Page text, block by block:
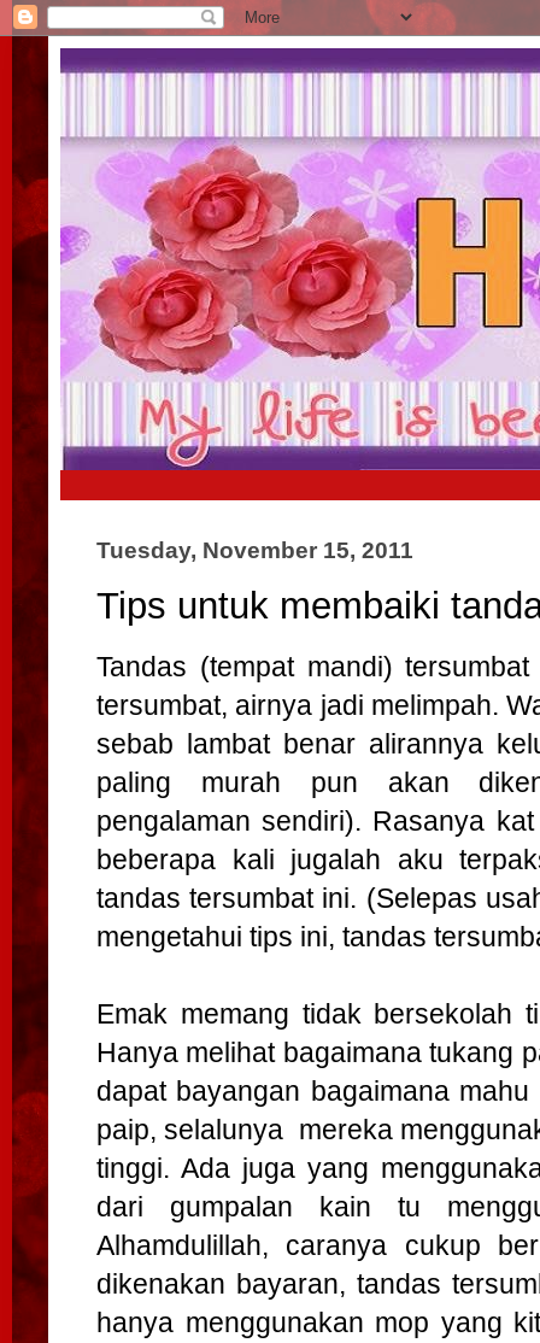
Tuesday, November 15, 2011
Tips untuk membaiki
Tandas (tempat mandi)
tersumbat, airnya jadi melimpah.
sebab lambat benar alirannya
paling murah pun akan
pengalaman sendiri). Rasanya
beberapa kali jugalah aku
tandas tersumbat ini. (Selepas
mengetahui tips ini, tandas
Emak memang tidak bersekolah
Hanya melihat bagaimana tukang
dapat bayangan bagaimana
paip, selalunya mereka
tinggi. Ada juga yang
dari gumpalan kain tu
Alhamdulillah, caranya cukup
dikenakan bayaran, tandas
hanya menggunakan mop yang